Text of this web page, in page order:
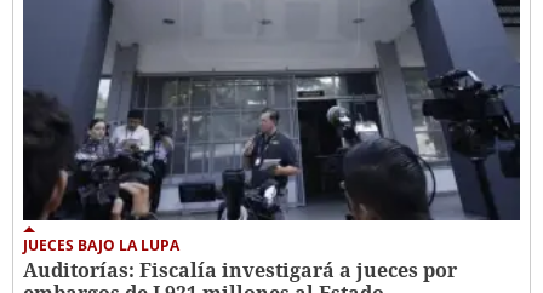
JUECES BAJO LA LUPA
Auditorías: Fiscalía investigará a jueces por